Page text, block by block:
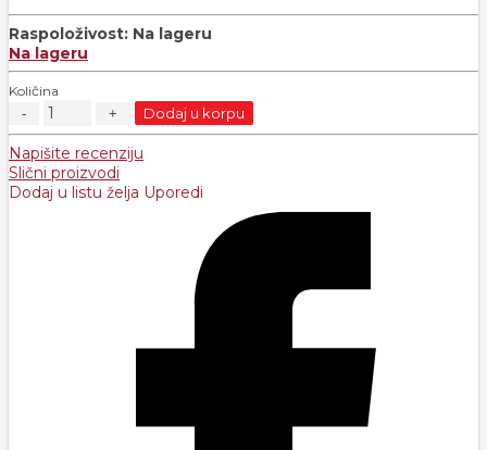
Raspoloživost: Na lageru
Na lageru
Količina
Dodaj u korpu
Napišite recenziju
Slični proizvodi
Dodaj u listu želja Uporedi